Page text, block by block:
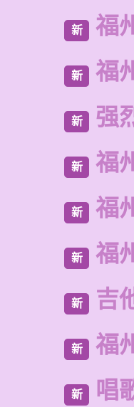
新 福
新 福
新 强
新 福
新 福
新 福
新 吉
新 福
新 唱